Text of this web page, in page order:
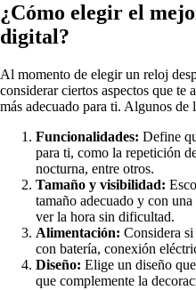
¿Cómo elegir el
digital?
Al momento de elegir un reloj
considerar ciertos aspectos que te
más adecuado para ti. Algunos de
Funcionalidades: Define
para ti, como la repetición
nocturna, entre otros.
Tamaño y visibilidad:
tamaño adecuado y con
ver la hora sin dificultad.
Alimentación: Considera
con batería, conexión
Diseño: Elige un diseño
que complemente la